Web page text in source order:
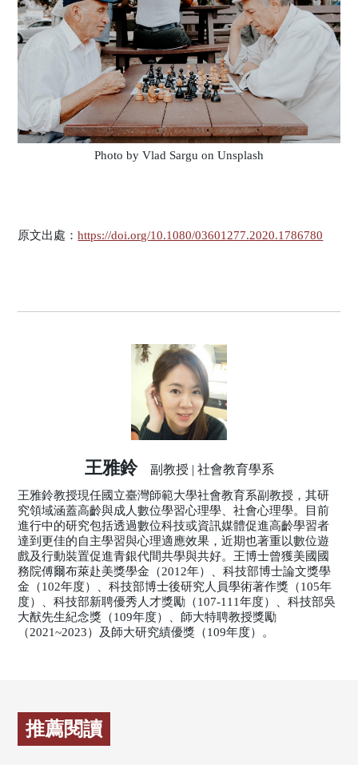
Photo by Vlad Sargu on Unsplash
原文出處：https://doi.org/10.1080/03601277.2020.1786780
王雅鈴 副教授 | 社會教育學系
王雅鈴教授現任國立臺灣師範大學社會教育系副教授，其研
究領域涵蓋高齡與成人數位學習心理學、社會心理學。目前
進行中的研究包括透過數位科技或資訊媒體促進高齡學習者
達到更佳的自主學習與心理適應效果，近期也著重以數位遊
戲及行動裝置促進青銀代間共學與共好。王博士曾獲美國國
務院傅爾布萊赴美獎學金（2012年）、科技部博士論文獎學
金（102年度）、科技部博士後研究人員學術著作獎（105年
度）、科技部新聘優秀人才獎勵（107-111年度）、科技部吳
大猷先生紀念獎（109年度）、師大特聘教授獎勵
（2021~2023）及師大研究績優獎（109年度）。
推薦閱讀